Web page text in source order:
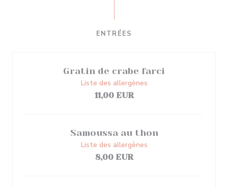
ENTRÉES
Gratin de crabe farci
Liste des allergènes
11,00 EUR
Samoussa au thon
Liste des allergènes
8,00 EUR